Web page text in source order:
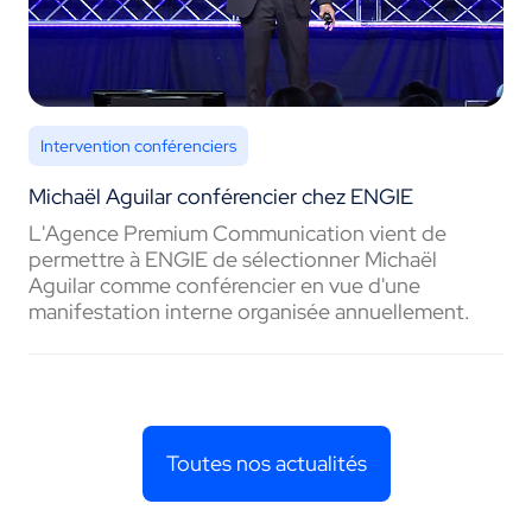
Intervention conférenciers
Michaël Aguilar conférencier chez ENGIE
L'Agence Premium Communication vient de
permettre à ENGIE de sélectionner Michaël
Aguilar comme conférencier en vue d'une
manifestation interne organisée annuellement.
Toutes nos actualités